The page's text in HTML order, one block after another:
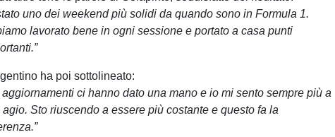
uno dei weekend più solidi da quando sono in Formula 1.
lavorato bene in ogni sessione e portato a casa punti
ha poi sottolineato:
aggiornamenti ci hanno dato una mano e io mi sento sempre più a
agio. Sto riuscendo a essere più costante e questo fa la